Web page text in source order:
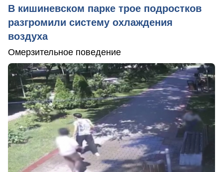
В кишиневском парке трое подростков
разгромили систему охлаждения
воздуха
Омерзительное поведение